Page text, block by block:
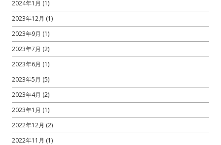
2024年1月 (1)
2023年12月 (1)
2023年9月 (1)
2023年7月 (2)
2023年6月 (1)
2023年5月 (5)
2023年4月 (2)
2023年1月 (1)
2022年12月 (2)
2022年11月 (1)